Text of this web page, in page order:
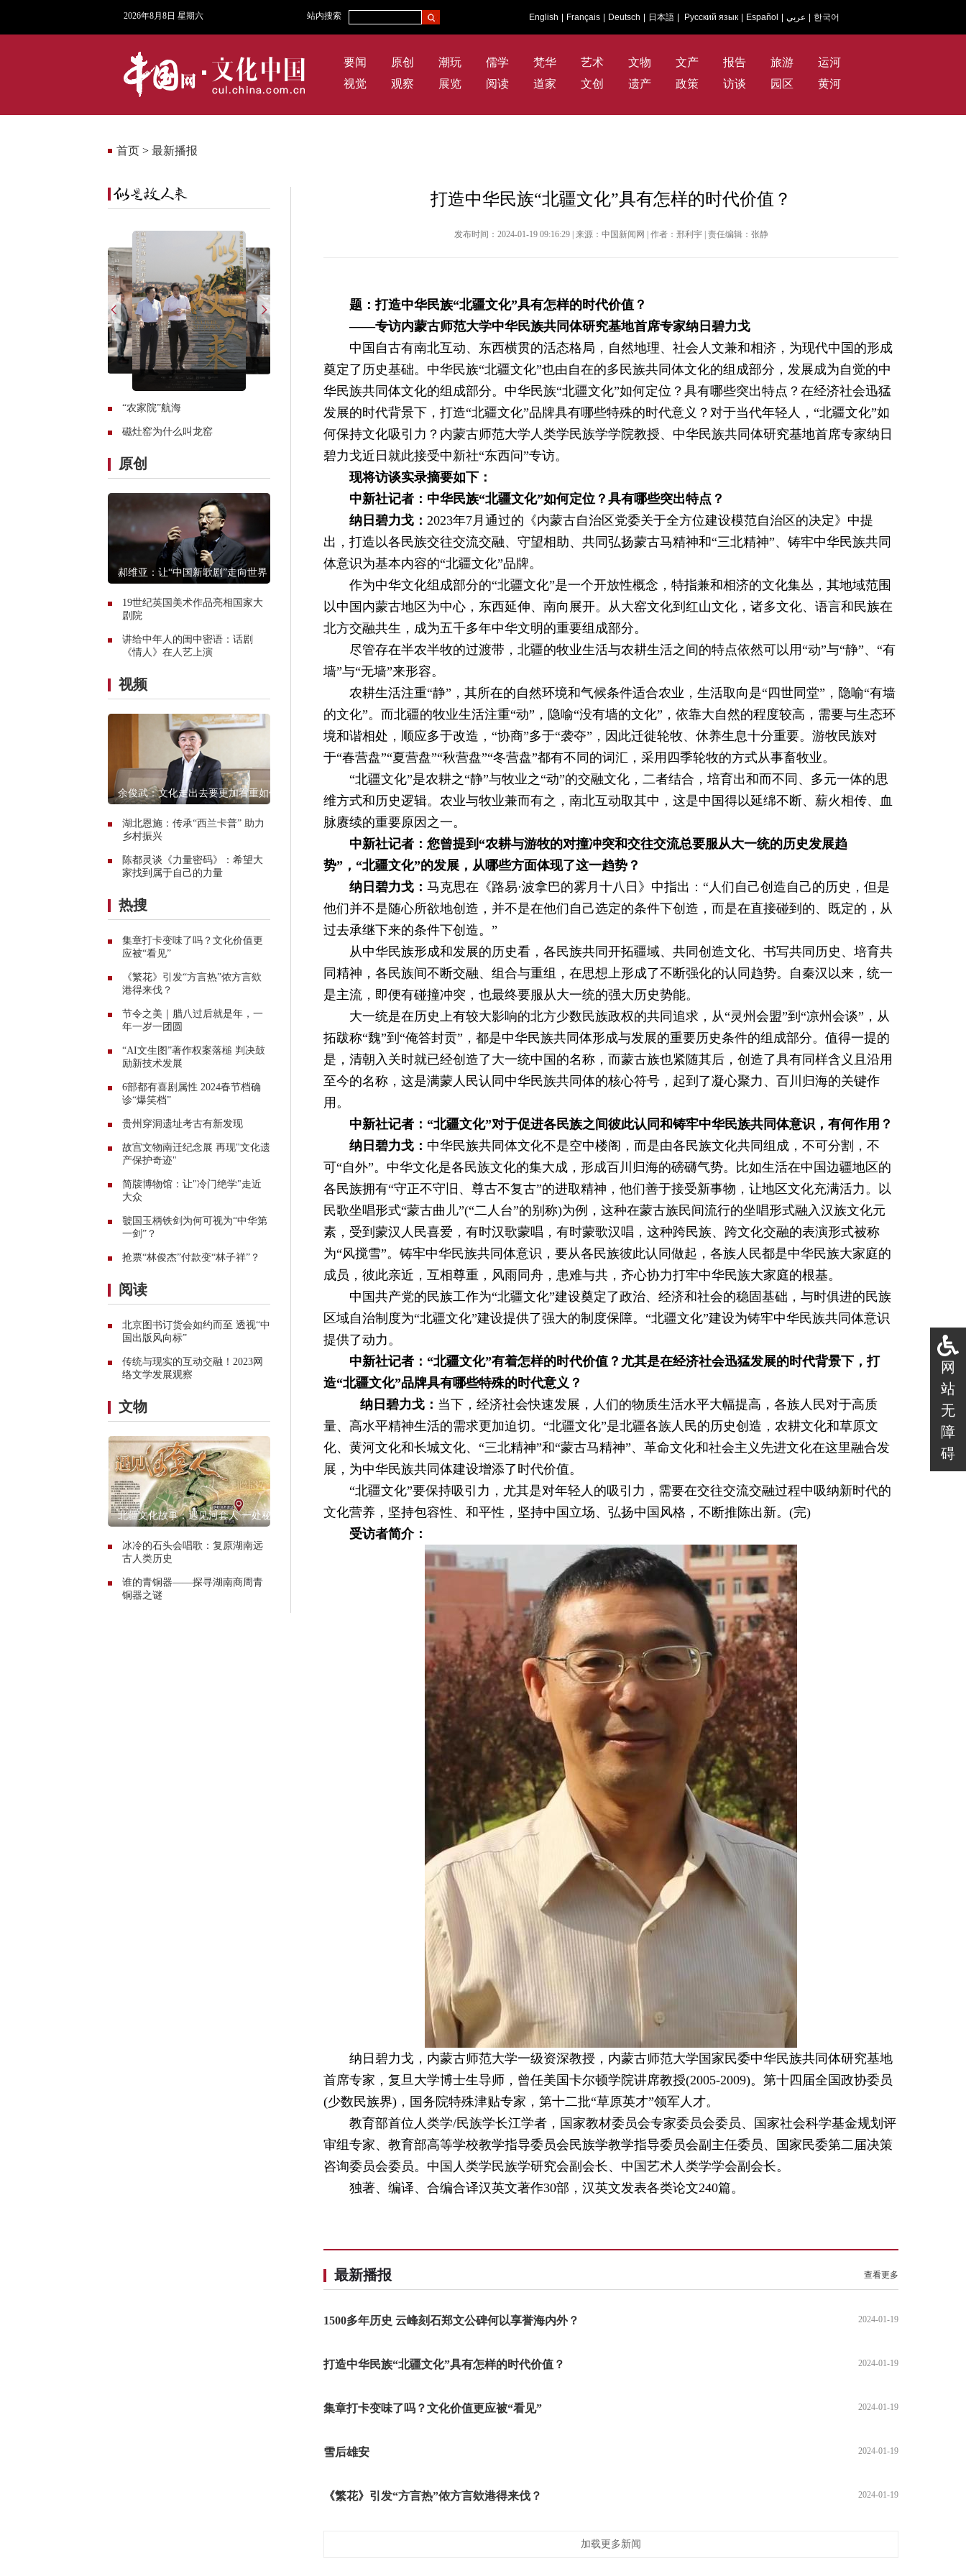
网
站
无
障
碍
2026年8月8日 星期六 站内搜索 English Français Deutsch 日本語 Русский язык Español عربي 한국어
要闻 原创 潮玩 儒学 梵华 艺术 文物 文产 报告 旅游
运河
视觉
观察 展览 阅读 道家 文创 遗产 政策 访谈 园区 黄河
首页 > 最新播报
“农家院”航海
磁灶窑为什么叫龙窑
原创
郝维亚：让“中国新歌剧”走向世界
19世纪英国美术作品亮相国家大
剧院
讲给中年人的闺中密语：话剧
《情人》在人艺上演
视频
余俊武：文化走出去要更加看重如何
湖北恩施：传承“西兰卡普” 助力
乡村振兴
陈都灵谈《力量密码》：希望大
家找到属于自己的力量
热搜
集章打卡变味了吗？文化价值更
应被“看见”
《繁花》引发“方言热”侬方言欸
港得来伐？
节令之美｜腊八过后就是年，一
年一岁一团圆
“AI文生图”著作权案落槌 判决鼓
励新技术发展
6部都有喜剧属性 2024春节档确
诊“爆笑档”
贵州穿洞遗址考古有新发现
故宫文物南迁纪念展 再现"文化遗
产保护奇迹"
简牍博物馆：让"冷门绝学"走近
大众
虢国玉柄铁剑为何可视为“中华第
一剑”？
抢票“林俊杰”付款变“林子祥”？
阅读
北京图书订货会如约而至 透视“中
国出版风向标”
传统与现实的互动交融！2023网
络文学发展观察
文物
北疆文化故事：遇见河套人 一处秘
冰冷的石头会唱歌：复原湖南远
古人类历史
谁的青铜器——探寻湖南商周青
铜器之谜
打造中华民族“北疆文化”具有怎样的时代价值？
发布时间：2024-01-19 09:16:29 | 来源：中国新闻网 | 作者：邢利宇 | 责任编辑：张静
题：打造中华民族“北疆文化”具有怎样的时代价值？
——专访内蒙古师范大学中华民族共同体研究基地首席专家纳日碧力戈
中国自古有南北互动、东西横贯的活态格局，自然地理、社会人文兼和相济，为现代中国的形成
奠定了历史基础。中华民族“北疆文化”也由自在的多民族共同体文化的组成部分，发展成为自觉的中
华民族共同体文化的组成部分。中华民族“北疆文化”如何定位？具有哪些突出特点？在经济社会迅猛
发展的时代背景下，打造“北疆文化”品牌具有哪些特殊的时代意义？对于当代年轻人，“北疆文化”如
何保持文化吸引力？内蒙古师范大学人类学民族学学院教授、中华民族共同体研究基地首席专家纳日
碧力戈近日就此接受中新社“东西问”专访。
现将访谈实录摘要如下：
中新社记者：中华民族“北疆文化”如何定位？具有哪些突出特点？
纳日碧力戈： 2023年7月通过的《内蒙古自治区党委关于全方位建设模范自治区的决定》中提
出，打造以各民族交往交流交融、守望相助、共同弘扬蒙古马精神和“三北精神”、铸牢中华民族共同
体意识为基本内容的“北疆文化”品牌。
作为中华文化组成部分的“北疆文化”是一个开放性概念，特指兼和相济的文化集丛，其地域范围
以中国内蒙古地区为中心，东西延伸、南向展开。从大窑文化到红山文化，诸多文化、语言和民族在
北方交融共生，成为五千多年中华文明的重要组成部分。
尽管存在半农半牧的过渡带，北疆的牧业生活与农耕生活之间的特点依然可以用“动”与“静”、“有
墙”与“无墙”来形容。
农耕生活注重“静”，其所在的自然环境和气候条件适合农业，生活取向是“四世同堂”，隐喻“有墙
的文化”。而北疆的牧业生活注重“动”，隐喻“没有墙的文化”，依靠大自然的程度较高，需要与生态环
境和谐相处，顺应多于改造，“协商”多于“袭夺”，因此迁徙轮牧、休养生息十分重要。游牧民族对
于“春营盘”“夏营盘”“秋营盘”“冬营盘”都有不同的词汇，采用四季轮牧的方式从事畜牧业。
“北疆文化”是农耕之“静”与牧业之“动”的交融文化，二者结合，培育出和而不同、多元一体的思
维方式和历史逻辑。农业与牧业兼而有之，南北互动取其中，这是中国得以延绵不断、薪火相传、血
脉赓续的重要原因之一。
中新社记者：您曾提到“农耕与游牧的对撞冲突和交往交流总要服从大一统的历史发展趋
势”，“北疆文化”的发展，从哪些方面体现了这一趋势？
纳日碧力戈 ： 马克思在《路易·波拿巴的雾月十八日》中指出：“人们自己创造自己的历史，但是
他们并不是随心所欲地创造，并不是在他们自己选定的条件下创造，而是在直接碰到的、既定的，从
过去承继下来的条件下创造。”
从中华民族形成和发展的历史看，各民族共同开拓疆域、共同创造文化、书写共同历史、培育共
同精神，各民族间不断交融、组合与重组，在思想上形成了不断强化的认同趋势。自秦汉以来，统一
是主流，即便有碰撞冲突，也最终要服从大一统的强大历史势能。
大一统是在历史上有较大影响的北方少数民族政权的共同追求，从“灵州会盟”到“凉州会谈”，从
拓跋称“魏”到“俺答封贡”，都是中华民族共同体形成与发展的重要历史条件的组成部分。值得一提的
是，清朝入关时就已经创造了大一统中国的名称，而蒙古族也紧随其后，创造了具有同样含义且沿用
至今的名称，这是满蒙人民认同中华民族共同体的核心符号，起到了凝心聚力、百川归海的关键作
用。
中新社记者：“北疆文化”对于促进各民族之间彼此认同和铸牢中华民族共同体意识，有何作用？
纳日碧力戈： 中华民族共同体文化不是空中楼阁，而是由各民族文化共同组成，不可分割，不
可“自外”。中华文化是各民族文化的集大成，形成百川归海的磅礴气势。比如生活在中国边疆地区的
各民族拥有“守正不守旧、尊古不复古”的进取精神，他们善于接受新事物，让地区文化充满活力。以
民歌坐唱形式“蒙古曲儿”(“二人台”的别称)为例，这种在蒙古族民间流行的坐唱形式融入汉族文化元
素，受到蒙汉人民喜爱，有时汉歌蒙唱，有时蒙歌汉唱，这种跨民族、跨文化交融的表演形式被称
为“风搅雪”。 铸牢中华民族共同体意识，要从各民族彼此认同做起，各族人民都是中华民族大家庭的
成员，彼此亲近，互相尊重，风雨同舟，患难与共，齐心协力打牢中华民族大家庭的根基。
中国共产党的民族工作为“北疆文化”建设奠定了政治、经济和社会的稳固基础，与时俱进的民族
区域自治制度为“北疆文化”建设提供了强大的制度保障。“北疆文化”建设为铸牢中华民族共同体意识
提供了动力。
中新社记者：“北疆文化”有着怎样的时代价值？尤其是在经济社会迅猛发展的时代背景下，打
造“北疆文化”品牌具有哪些特殊的时代意义？
纳日碧力戈： 当下，经济社会快速发展，人们的物质生活水平大幅提高，各族人民对于高质
量、高水平精神生活的需求更加迫切。“北疆文化”是北疆各族人民的历史创造，农耕文化和草原文
化、黄河文化和长城文化、“三北精神”和“蒙古马精神”、革命文化和社会主义先进文化在这里融合发
展，为中华民族共同体建设增添了时代价值。
“北疆文化”要保持吸引力，尤其是对年轻人的吸引力，需要在交往交流交融过程中吸纳新时代的
文化营养，坚持包容性、和平性，坚持中国立场、弘扬中国风格，不断推陈出新。(完)
受访者简介：
纳日碧力戈，内蒙古师范大学一级资深教授，内蒙古师范大学国家民委中华民族共同体研究基地
首席专家，复旦大学博士生导师，曾任美国卡尔顿学院讲席教授(2005-2009)。第十四届全国政协委员
(少数民族界)，国务院特殊津贴专家，第十二批“草原英才”领军人才。
教育部首位人类学/民族学长江学者，国家教材委员会专家委员会委员、国家社会科学基金规划评
审组专家、教育部高等学校教学指导委员会民族学教学指导委员会副主任委员、国家民委第二届决策
咨询委员会委员。中国人类学民族学研究会副会长、中国艺术人类学学会副会长。
独著、编译、合编合译汉英文著作30部，汉英文发表各类论文240篇。
最新播报 查看更多
1500多年历史 云峰刻石郑文公碑何以享誉海内外？ 2024-01-19
打造中华民族“北疆文化”具有怎样的时代价值？ 2024-01-19
集章打卡变味了吗？文化价值更应被“看见” 2024-01-19
雪后雄安 2024-01-19
《繁花》引发“方言热”侬方言欸港得来伐？ 2024-01-19
加载更多新闻